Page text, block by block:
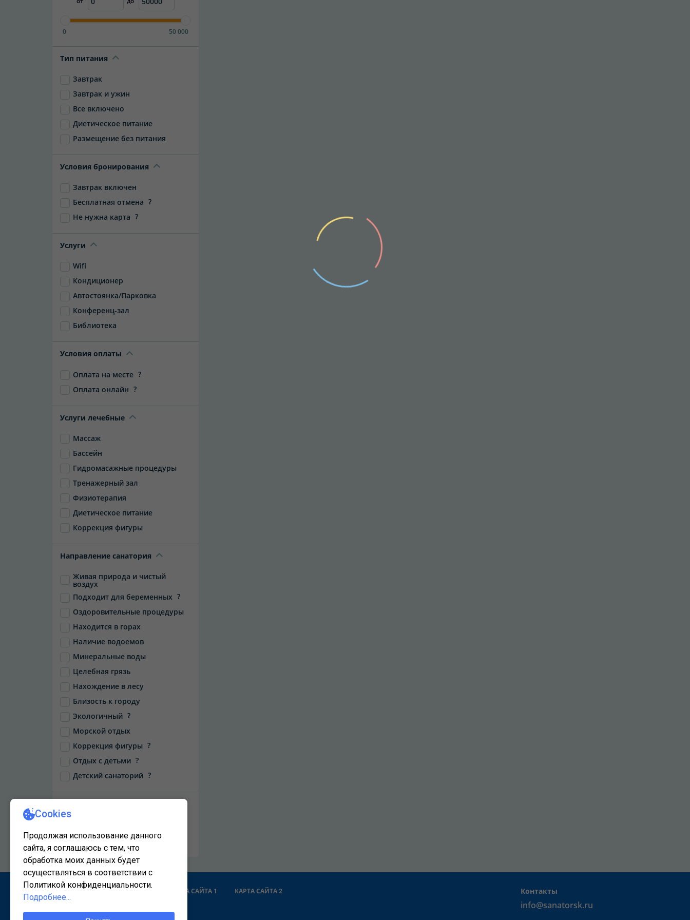
0 50 000
Тип питания
Завтрак
Завтрак и ужин
Все включено
Диетическое питание
Размещение без питания
Условия бронирования
Завтрак включен
Бесплатная отмена ?
Не нужна карта ?
Услуги
Wifi
Кондиционер
Автостоянка/Парковка
Конференц-зал
Библиотека
Условия оплаты
Оплата на месте ?
Оплата онлайн ?
Услуги лечебные
Массаж
Бассейн
Гидромасажные процедуры
Тренажерный зал
Физиотерапия
Диетическое питание
Коррекция фигуры
Направление санатория
Живая природа и чистый
воздух
Подходит для беременных ?
Оздоровительные процедуры
Находится в горах
Наличие водоемов
Минеральные воды
Целебная грязь
Нахождение в лесу
Близость к городу
Экологичный ?
Морской отдых
Коррекция фигуры ?
Отдых с детьми ?
Детский санаторий ?
Сбросить фильтры
КАРТА САЙТА 1 КАРТА САЙТА 2 Контакты
info@sanatorsk.ru